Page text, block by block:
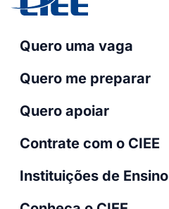
Quero uma vaga
Quero me preparar
Quero apoiar
Contrate com o CIEE
Instituições de Ensino